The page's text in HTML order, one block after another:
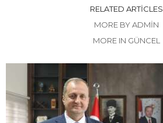
RELATED ARTICLES
MORE BY ADMIN
MORE IN GÜNCEL